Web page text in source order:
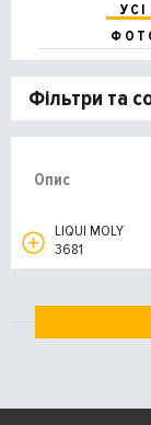
Фільтри та
Опис
LIQUI MOLY
3681